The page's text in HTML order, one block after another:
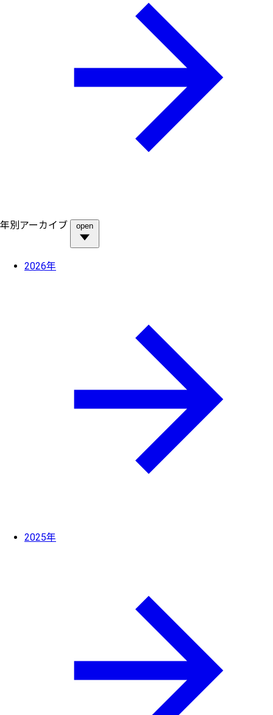
年別アーカイブ open
2026年
2025年